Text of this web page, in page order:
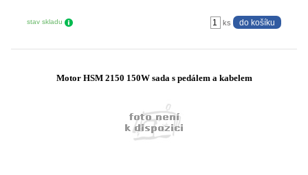
stav skladu ks
Motor HSM 2150 150W sada s pedálem a kabelem